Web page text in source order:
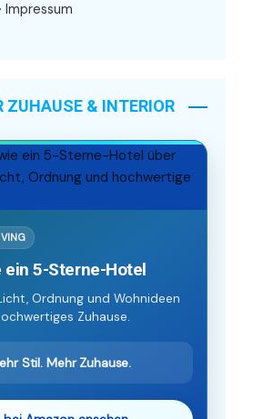
· Impressum
ZUHAUSE & INTERIOR
ein 5-Sterne-Hotel
Ordnung und Wohnideen
Zuhause.
Stil. Mehr Zuhause.